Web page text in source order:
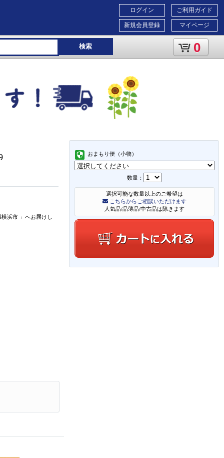
ご利用ガイド
マイページ
ログイン
新規会員登録
検索 0
おまもり便（小物）
数量：
選択可能な数量以上のご希望は
こちらからご相談いただけます
人気品/品薄品/中古品は除きます
横浜市 」 へお届けし